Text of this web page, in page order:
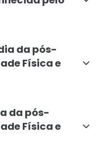
da pós-
Física e
da pós-
Física e